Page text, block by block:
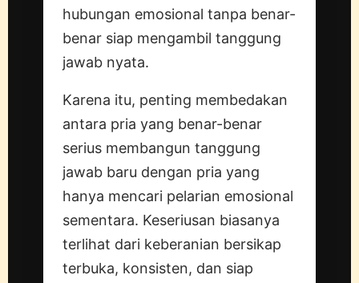
hubungan emosional tanpa benar-
benar siap mengambil tanggung
jawab nyata.
Karena itu, penting membedakan
antara pria yang benar-benar
serius membangun tanggung
jawab baru dengan pria yang
hanya mencari pelarian emosional
sementara. Keseriusan biasanya
terlihat dari keberanian bersikap
terbuka, konsisten, dan siap